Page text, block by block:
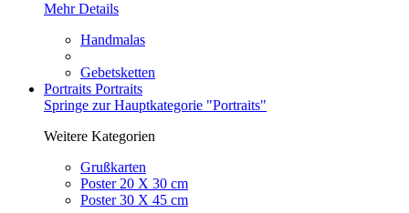
Mehr Details
Handmalas
Gebetsketten
Portraits Portraits
Springe zur Hauptkategorie "Portraits"
Weitere Kategorien
Grußkarten
Poster 20 X 30 cm
Poster 30 X 45 cm